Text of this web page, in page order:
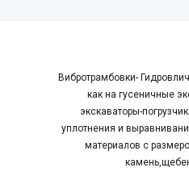
Вибротрамбовки-
как на гусеничные
экскаваторы-
уплотнения и
материалов с